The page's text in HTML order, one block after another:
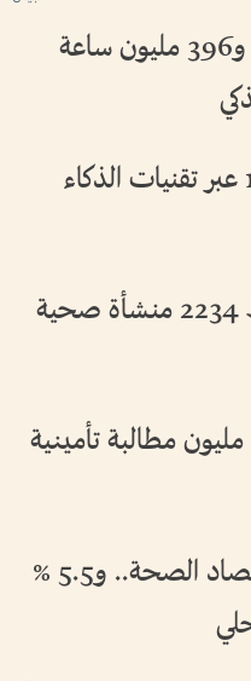
22 مليار درهم عوائد سنوية و396 مليون ساعة
خفض الحوادث المرورية %12 عبر تقنيات الذكاء
11.8 مليون سجل طبي تربط 2234 منشأة صحية
4.6 ملايين مستفيد و43.6 مليون مطالبة تأمينية
24.55 مليار درهم حجم اقتصاد الصحة.. و5.5 %